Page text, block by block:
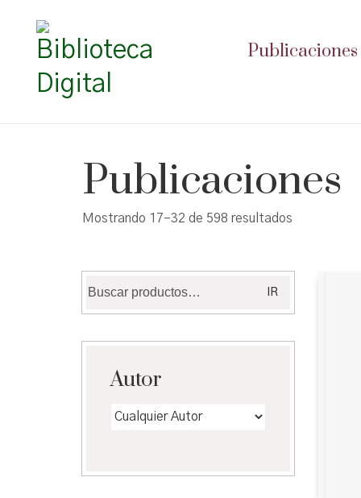
Publicaciones
Publicaciones
Mostrando 17–32 de 598 resultados
media
por:
IR
Autor